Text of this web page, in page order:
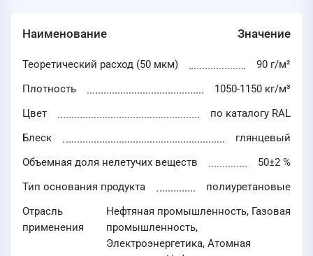
Наименование Значение
Теоретический расход (50 мкм)
90 г/м²
Плотность
1050-1150 кг/м³
Цвет
по каталогу RAL
Блеск
глянцевый
Объемная доля нелетучих веществ
50±2 %
Тип основания продукта
полиуретановые
Отрасль
применения
Нефтяная промышленность, Газовая
промышленность,
Электроэнергетика, Атомная